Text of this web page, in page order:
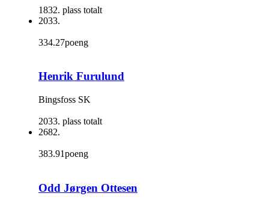
1832. plass totalt
2033.
334.27poeng
Henrik Furulund
Bingsfoss SK
2033. plass totalt
2682.
383.91poeng
Odd Jørgen Ottesen